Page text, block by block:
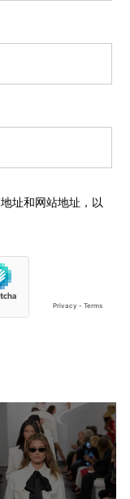
址和网站地址，以